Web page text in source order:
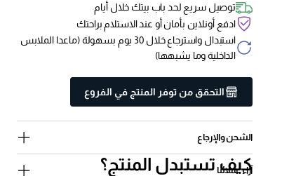
توصيل سريع لحد باب بيتك خلال أيام
ادفع أونلاين بأمان أو عند الاستلام براحتك
استبدال واسترجاع خلال 30 يوم بسهولة (ماعدا الملابس
الداخلية وما يشبهها)
التحقق من توفر المنتج في الفروع
الشحن والإرجاع
كيف تستبدل المنتج؟
آراء عملائنا